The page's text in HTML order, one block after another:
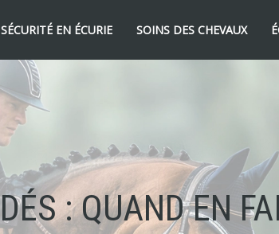
SÉCURITÉ EN ÉCURIE SOINS DES CHEVAUX
: QUAND EN